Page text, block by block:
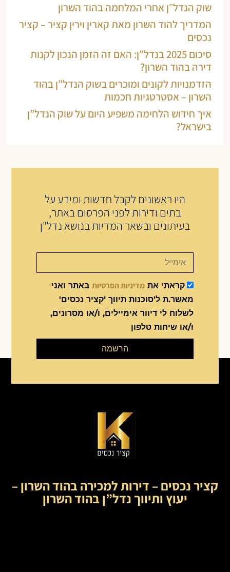
שוק הנדל״ן אחרי המלחמה בהוד השרון
המדריך להוד השרון מאת קארין וירין קציר – קציר
נכסים
סיכום 2025 בנדל”ן: האם זה הזמן הנכון לקנות
דירה בהוד השרון?
הזדמנויות לקונים ומוכרים בשוק הנדל”ן בהוד
השרון – אסטרטגיות חכמות
איך חידוש הלחימה משפיע היום על שוק הנדל”ן
בישראל?
היו ראשונים לקבל חדשות ומידע על
בתים ודירות לפני הפרסום באתר,
בעיתונים ובשאר המדיות בנושא נדל"ן
קראתי את מדיניות הפרטיות באתר ואני
מאשר.ת ל'סוכנות תיווך ‘קציר נכסים'
לשלוח לי דיוור אימיילים, ו/או מסרונים,
ו/או שיחות טלפון
הרשמה
קציר נכסים – דירות למכירה בהוד השרון –
יעוץ ותיווך נדל”ן בהוד השרון